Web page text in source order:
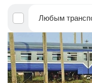
Любым